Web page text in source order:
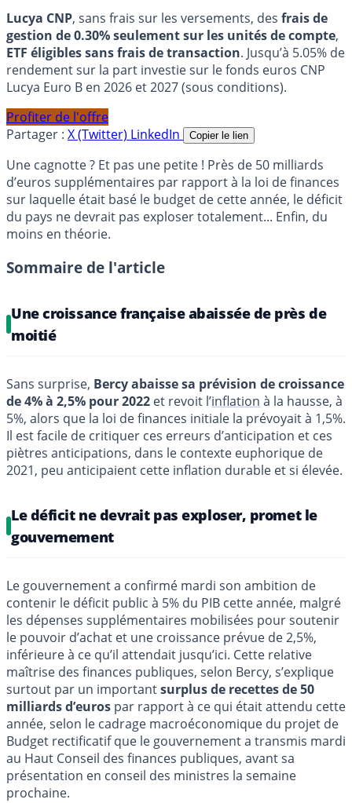
Lucya CNP, sans frais sur les versements, des frais de
gestion de 0.30% seulement sur les unités de compte,
ETF éligibles sans frais de transaction. Jusqu’à 5.05% de
rendement sur la part investie sur le fonds euros CNP
Lucya Euro B en 2026 et 2027 (sous conditions).
Profiter de l'offre
Partager : X (Twitter) LinkedIn Copier le lien
Une cagnotte ? Et pas une petite ! Près de 50 milliards
d’euros supplémentaires par rapport à la loi de finances
sur laquelle était basé le budget de cette année, le déficit
du pays ne devrait pas exploser totalement... Enfin, du
moins en théorie.
Sommaire de l'article
Une croissance française abaissée de près de
moitié
Sans surprise, Bercy abaisse sa prévision de croissance
de 4% à 2,5% pour 2022 et revoit l’inflation à la hausse, à
5%, alors que la loi de finances initiale la prévoyait à 1,5%.
Il est facile de critiquer ces erreurs d’anticipation et ces
piètres anticipations, dans le contexte euphorique de
2021, peu anticipaient cette inflation durable et si élevée.
Le déficit ne devrait pas exploser, promet le
gouvernement
Le gouvernement a confirmé mardi son ambition de
contenir le déficit public à 5% du PIB cette année, malgré
les dépenses supplémentaires mobilisées pour soutenir
le pouvoir d’achat et une croissance prévue de 2,5%,
inférieure à ce qu’il attendait jusqu’ici. Cette relative
maîtrise des finances publiques, selon Bercy, s’explique
surtout par un importantsurplus de recettes de 50
milliards d’euros par rapport à ce qui était attendu cette
année, selon le cadrage macroéconomique du projet de
Budget rectificatif que le gouvernement a transmis mardi
au Haut Conseil des finances publiques, avant sa
présentation en conseil des ministres la semaine
prochaine.